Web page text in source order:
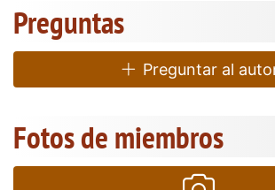
Preguntas
Preguntar al
Fotos de miembros